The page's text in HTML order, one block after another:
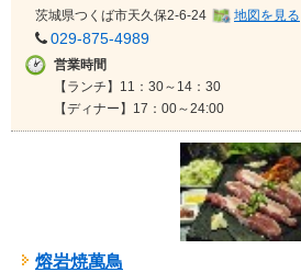
茨城県つくば市天久保2-6-24 地図を見る
029-875-4989
営業時間
【ランチ】11：30～14：30
【ディナー】17：00～24:00
熔岩焼萬鳥